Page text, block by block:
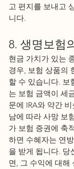
고 편지를 보내고
니다.
8. 생명보험
현금 가치가 있는
경우, 보험 상품의
할 수 있습니다. 보
는 보험 금액이 세
문에 IRA와 약간
남에 따라 사망 보
가 보험 증권에 축
하면 수혜자는 연
을 받게 됩니다. 당
면, 그 수익에 대해